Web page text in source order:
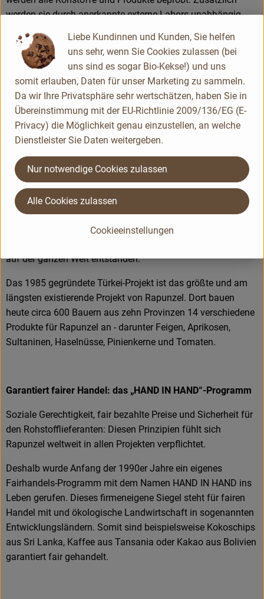
werden sie durch anerkannte externe Labors unabhängig
Wie schon zu Beginn liegen Rapunzel auch heute die
persönlichen Kontakte zu den Lieferanten und langfristige
Partnerschaften besonders am Herzen. Besuche vor Ort,
Beratung durch eigene Agrar-Ingenieure und der rege
Austausch miteinander sichern die einwandfreie Qualität der
Rohstoffe ab. Das schafft Transparenz - vom Feld bis zum
Teller des Verbrauchers.
Das größte Rapunzel Anbauprojekt: Bio aus der Türkei
Als Bio-Pionier setzt sich Rapunzel von Anfang an für die
Förderung der ökologischen Landwirtschaft ein. Aus dieser
auf der ganzen Welt entstanden.
Das 1985 gegründete Türkei-Projekt ist das größte und am
längsten existierende Projekt von Rapunzel. Dort bauen
heute circa 600 Bauern aus zehn Provinzen 14 verschiedene
Produkte für Rapunzel an - darunter Feigen, Aprikosen,
Sultaninen, Haselnüsse, Pinienkerne und Tomaten.
Garantiert fairer Handel: das „HAND IN HAND“-Programm
Soziale Gerechtigkeit, fair bezahlte Preise und Sicherheit für
den Rohstofflieferanten: Diesen Prinzipien fühlt sich
Rapunzel weltweit in allen Projekten verpflichtet.
Deshalb wurde Anfang der 1990er Jahre ein eigenes
Fairhandels-Programm mit dem Namen HAND IN HAND ins
Leben gerufen. Dieses firmeneigene Siegel steht für fairen
Handel mit und ökologische Landwirtschaft in sogenannten
Entwicklungsländern. Somit sind beispielsweise Kokoschips
aus Sri Lanka, Kaffee aus Tansania oder Kakao aus Bolivien
garantiert fair gehandelt.
Liebe Kundinnen und Kunden, Sie helfen
uns sehr, wenn Sie Cookies zulassen (bei
uns sind es sogar Bio-Kekse!) und uns
somit erlauben, Daten für unser Marketing zu sammeln.
Da wir Ihre Privatsphäre sehr wertschätzen, haben Sie in
Übereinstimmung mit der EU-Richtlinie 2009/136/EG (E-
Privacy) die Möglichkeit genau einzustellen, an welche
Dienstleister Sie Daten weitergeben.
Cookieeinstellungen
Nur notwendige Cookies zulassen
Alle Cookies zulassen